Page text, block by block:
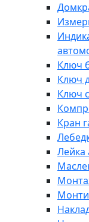
Ключ
Ключ
Ключ
Кран
Лейка